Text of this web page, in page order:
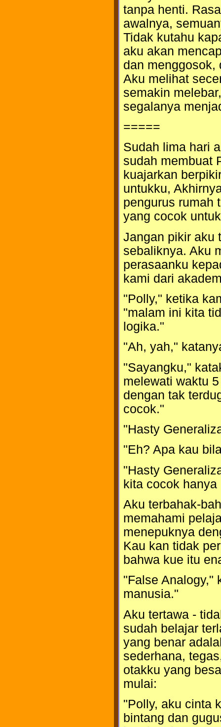
tanpa henti.
awalnya,
Tidak kutahu
aku akan
dan menggosok,
Aku melihat
semakin
segalanya
=====
Sudah lima hari
sudah membuat
kuajarkan
untukku,
pengurus rumah
yang cocok
Jangan pikir aku
sebaliknya. Aku
perasaanku
kami dari
"Polly," ketika
"malam ini kita
logika."
"Ah, yah,"
"Sayangku,"
melewati waktu
dengan tak
cocok."
"Hasty
"Eh? Apa kau
"Hasty
kita cocok
Aku terbahak-
memahami
menepuknya
Kau kan tidak
bahwa kue itu
"False Analogy,"
manusia."
Aku tertawa -
sudah belajar
yang benar
sederhana,
otakku yang
mulai:
"Polly, aku cinta
bintang dan